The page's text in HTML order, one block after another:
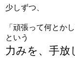
少しずつ、
「頑張って何とか
という
力みを、手放